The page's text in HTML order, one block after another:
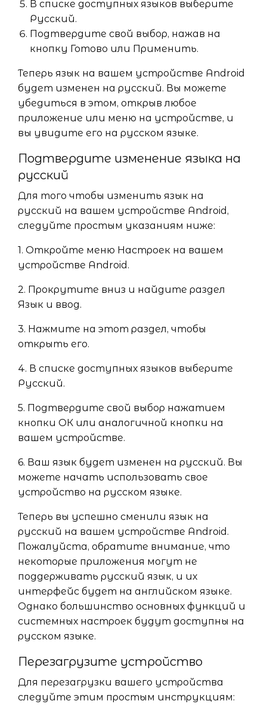
В списке доступных языков выберите
Русский.
Подтвердите свой выбор, нажав на
кнопку Готово или Применить.
Теперь язык на вашем устройстве Android
будет изменен на русский. Вы можете
убедиться в этом, открыв любое
приложение или меню на устройстве, и
вы увидите его на русском языке.
Подтвердите изменение языка на
русский
Для того чтобы изменить язык на
русский на вашем устройстве Android,
следуйте простым указаниям ниже:
1. Откройте меню Настроек на вашем
устройстве Android.
2. Прокрутите вниз и найдите раздел
Язык и ввод.
3. Нажмите на этот раздел, чтобы
открыть его.
4. В списке доступных языков выберите
Русский.
5. Подтвердите свой выбор нажатием
кнопки ОК или аналогичной кнопки на
вашем устройстве.
6. Ваш язык будет изменен на русский. Вы
можете начать использовать свое
устройство на русском языке.
Теперь вы успешно сменили язык на
русский на вашем устройстве Android.
Пожалуйста, обратите внимание, что
некоторые приложения могут не
поддерживать русский язык, и их
интерфейс будет на английском языке.
Однако большинство основных функций и
системных настроек будут доступны на
русском языке.
Перезагрузите устройство
Для перезагрузки вашего устройства
следуйте этим простым инструкциям: